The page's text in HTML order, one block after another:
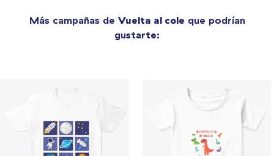
Más campañas de Vuelta al cole que podrían
gustarte: